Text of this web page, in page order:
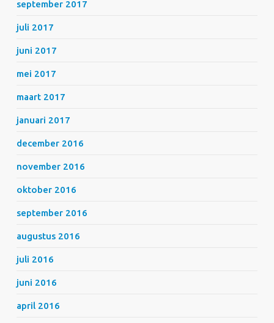
september 2017
juli 2017
juni 2017
mei 2017
maart 2017
januari 2017
december 2016
november 2016
oktober 2016
september 2016
augustus 2016
juli 2016
juni 2016
april 2016